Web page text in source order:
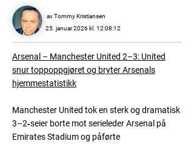
av Tommy Kristiansen
25. januar 2026 kl. 12:08:12
Arsenal – Manchester United 2–3: United
snur toppoppgjøret og bryter Arsenals
hjemmestatistikk
Manchester United tok en sterk og dramatisk
3–2‑seier borte mot serieleder Arsenal på
Emirates Stadium og påførte